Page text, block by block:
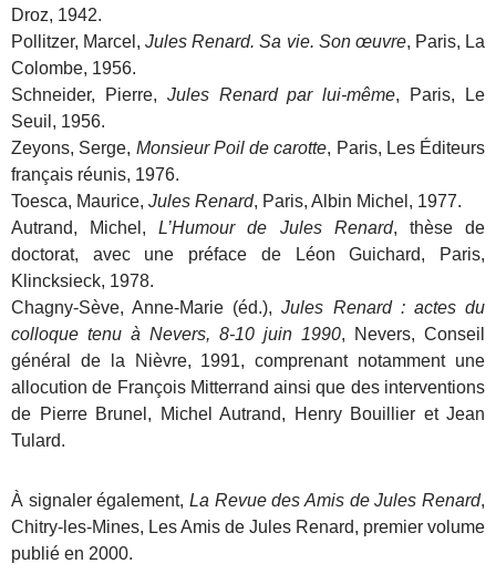
Droz, 1942.
Pollitzer, Marcel,Jules Renard. Sa vie. Son œuvre, Paris, La
Colombe, 1956.
Schneider, Pierre, Jules Renard par lui-même, Paris, Le
Seuil, 1956.
Zeyons, Serge, Monsieur Poil de carotte, Paris, Les Éditeurs
français réunis, 1976.
Toesca, Maurice, Jules Renard, Paris, Albin Michel, 1977.
Autrand, Michel,L’Humour de Jules Renard, thèse de
doctorat, avec une préface de Léon Guichard, Paris,
Klincksieck, 1978.
Chagny-Sève, Anne-Marie (éd.),Jules Renard : actes du
colloque tenu à Nevers, 8-10 juin 1990, Nevers, Conseil
général de la Nièvre, 1991, comprenant notamment une
allocution de François Mitterrand ainsi que des interventions
de Pierre Brunel, Michel Autrand, Henry Bouillier et Jean
Tulard.
À signaler également, La Revue des Amis de Jules Renard,
Chitry-les-Mines, Les Amis de Jules Renard, premier volume
publié en 2000.